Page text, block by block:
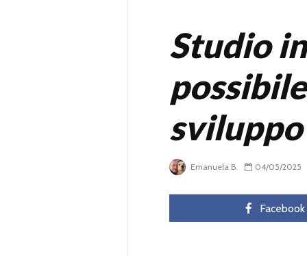
Studio
Emanuela B. 04/05/2025
Facebook